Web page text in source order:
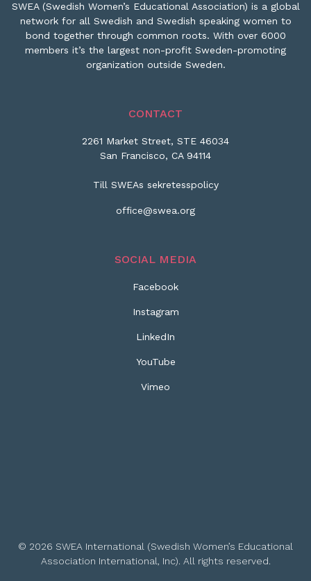
SWEA (Swedish Women’s Educational Association) is a global
network for all Swedish and Swedish speaking women to
bond together through common roots. With over 6000
members it’s the largest non-profit Sweden-promoting
organization outside Sweden.
CONTACT
2261 Market Street, STE 46034
San Francisco, CA 94114
Till SWEAs sekretesspolicy
office@swea.org
SOCIAL MEDIA
Facebook
Instagram
LinkedIn
YouTube
Vimeo
© 2026 SWEA International (Swedish Women’s Educational
Association International, Inc). All rights reserved.